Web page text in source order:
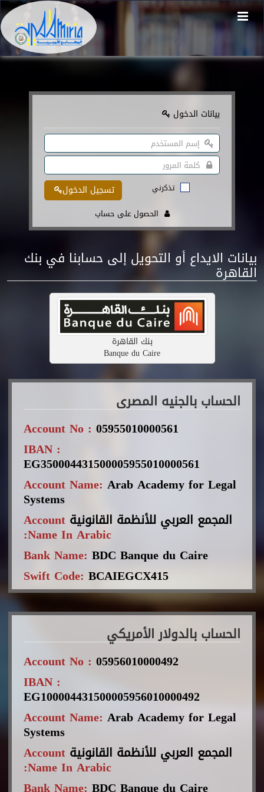
بيانات الدخول
تسجيل الدخول تذكرني
الحصول على حساب
بيانات الايداع أو التحويل إلى حسابنا في بنك
القاهرة
بنك القاهرة
Banque du Caire
الحساب بالجنيه المصرى
Account No : 05955010000561
IBAN :
EG350004431500005955010000561
Account Name: Arab Academy for Legal
Systems
المجمع العربي للأنظمة القانونية Account
Name In Arabic:
Bank Name: BDC Banque du Caire
Swift Code: BCAIEGCX415
الحساب بالدولار الأمريكي
Account No : 05956010000492
IBAN :
EG100004431500005956010000492
Account Name: Arab Academy for Legal
Systems
المجمع العربي للأنظمة القانونية Account
Name In Arabic: